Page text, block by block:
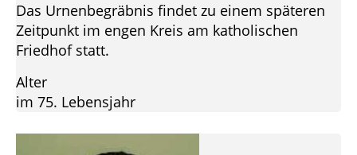
Das Urnenbegräbnis findet zu einem späteren
Zeitpunkt im engen Kreis am katholischen
Friedhof statt.
Alter
im 75. Lebensjahr